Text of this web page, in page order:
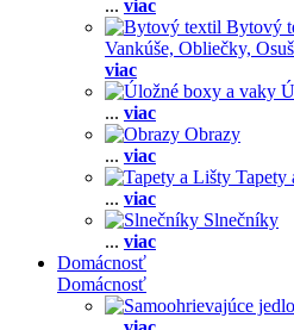
... viac
Bytový
Vankúše, Obliečky,
viac
... viac
Obrazy
... viac
Tapety
... viac
Slnečníky
... viac
Domácnosť
Domácnosť